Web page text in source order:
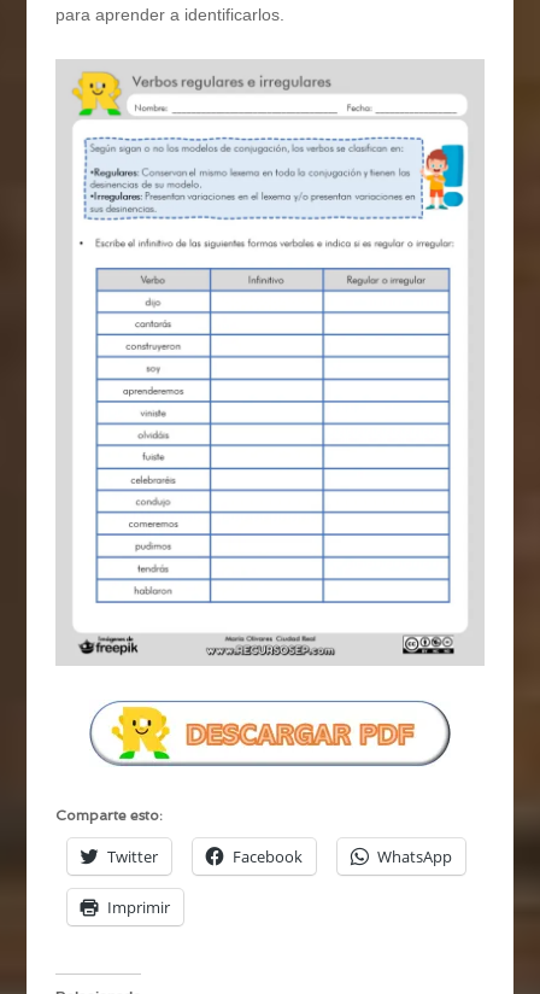
para aprender a identificarlos.
Comparte esto:
Twitter Facebook WhatsApp
Imprimir